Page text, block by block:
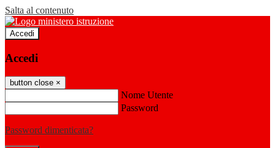
Salta al contenuto
Accedi
Accedi
button close ×
Nome Utente
Password
Password dimenticata?